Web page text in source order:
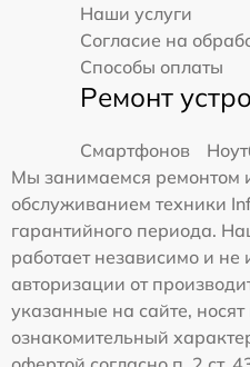
Наши услуги
Согласие на
Способы оплаты
Ремонт
Смартфонов
Мы занимаемся ремонтом
обслуживанием техники
гарантийного периода.
работает независимо и
авторизации от
указанные на сайте,
ознакомительный